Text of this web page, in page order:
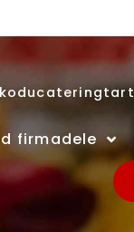
firmadele